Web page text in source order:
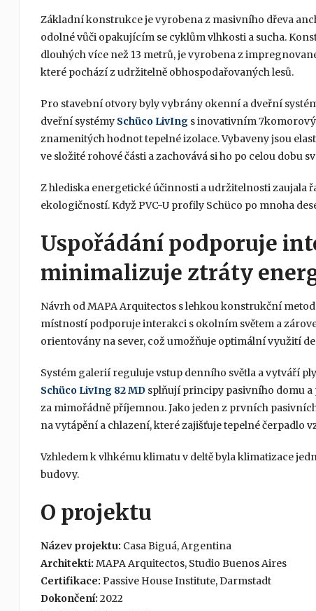
Základní konstrukce je vyrobena z masivního dřeva
odolné vůči opakujícím se cyklům vlhkosti a sucha.
dlouhých více než 13 metrů, je vyrobena z
které pochází z udržitelně obhospodařovaných lesů.
Pro stavební otvory byly vybrány okenní a dveřní
dveřní systémy Schüco LivIngs inovativním
znamenitých hodnot tepelné izolace. Vybaveny jsou
ve složité rohové části a zachovává si ho po celou dobu
Z hlediska energetické účinnosti a udržitelnosti zaujala
ekologičností. Když PVC-U profily Schüco po mnoha
Uspořádání podporuje
minimalizuje ztráty
Návrh od MAPA Arquitectos s lehkou konstrukční
místností podporuje interakci s okolním světem a
orientovány na sever, což umožňuje optimální využití
Systém galerií reguluje vstup denního světla a vytváří
Schüco LivIng 82 MDsplňují principy pasivního domu
za mimořádně příjemnou. Jako jeden z prvních
na vytápění a chlazení, které zajišťuje tepelné čerpadlo
Vzhledem k vlhkému klimatu v deltě byla klimatizace
budovy.
O projektu
Název projektu: Casa Biguá, Argentina
Architekti: MAPA Arquitectos, Studio Buenos Aires
Certifikace: Passive House Institute, Darmstadt
Dokončení: 2022